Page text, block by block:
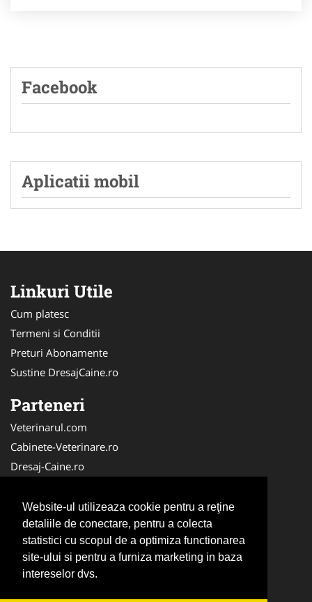
Website-ul utilizeaza cookie pentru a reţine
detaliile de conectare, pentru a colecta
statistici cu scopul de a optimiza functionarea
site-ului si pentru a furniza marketing in baza
intereselor dvs.
Facebook
Aplicatii mobil
Linkuri Utile
Cum platesc
Termeni si Conditii
Preturi Abonamente
Sustine DresajCaine.ro
Parteneri
Veterinarul.com
Cabinete-Veterinare.ro
Dresaj-Caine.ro
Medic-Bun.com
SalonFrizerieCanina.com
DresajCaine.ro
NonStopDeschis.ro